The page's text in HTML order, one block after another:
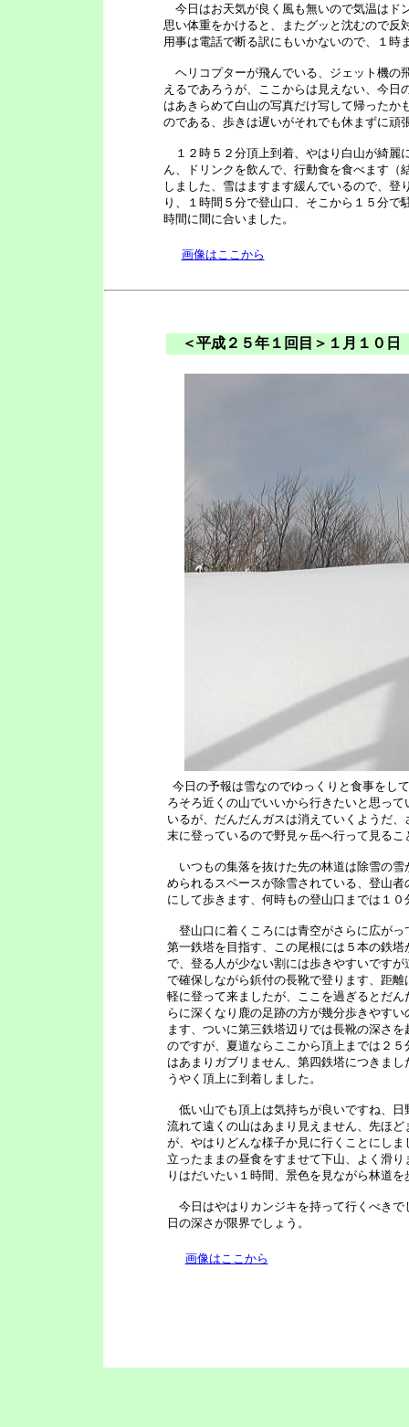
今日はお天気が良く風も無いので気温はド
思い体重をかけると、またグッと沈むので反
用事は電話で断る訳にもいかないので、１時
ヘリコプターが飛んでいる、ジェット機の
えるであろうが、ここからは見えない、今
はあきらめて白山の写真だけ写して帰ったか
のである、歩きは遅いがそれでも休まずに頑
１２時５２分頂上到着、やはり白山が綺麗
ん、ドリンクを飲んで、行動食を食べます（
しました、雪はますます緩んでいるので、
り、１時間５分で登山口、そこから１５分
時間に間に合いました。
画像はここから
＜平成２５年１回目＞１月１０
今日の予報は雪なのでゆっくりと食事をし
ろそろ近くの山でいいから行きたいと思っ
いるが、だんだんガスは消えていくようだ
末に登っているので野見ヶ岳へ行って見るこ
いつもの集落を抜けた先の林道は除雪の雪
められるスペースが除雪されている、登山
にして歩きます、何時もの登山口までは１
登山口に着くころには青空がさらに広がっ
第一鉄塔を目指す、この尾根には５本の鉄
で、登る人が少ない割には歩きやすいです
で確保しながら鋲付の長靴で登ります、距
軽に登って来ましたが、ここを過ぎるとだ
らに深くなり鹿の足跡の方が幾分歩きやす
ます、ついに第三鉄塔辺りでは長靴の深さ
のですが、夏道ならここから頂上までは２
はあまりガブリません、第四鉄塔につきま
うやく頂上に到着しました。
低い山でも頂上は気持ちが良いですね、日
流れて遠くの山はあまり見えません、先ほ
が、やはりどんな様子か見に行くことにし
立ったままの昼食をすませて下山、よく滑
りはだいたい１時間、景色を見ながら林道
今日はやはりカンジキを持って行くべきで
日の深さが限界でしょう。
画像はここから